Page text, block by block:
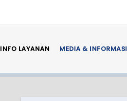
INFO LAYANAN MEDIA & INFORMASI